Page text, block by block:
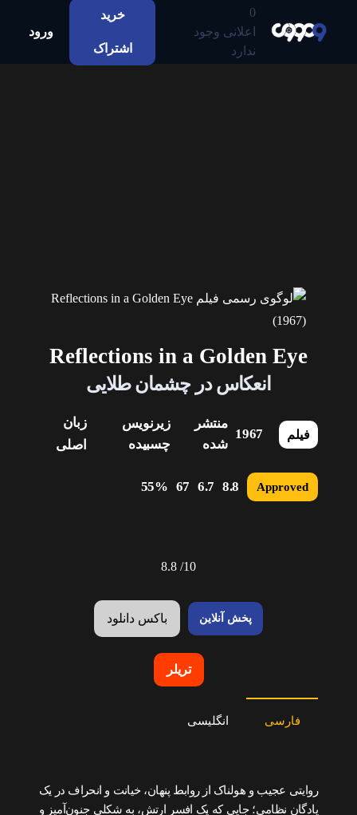
0
اعلانی وجود
ندارد
خرید
اشتراک
ورود
Reflections in a Golden Eye
انعکاس در چشمان طلایی
فیلم 1967
منتشر
شده
زیرنویس
چسبیده
زبان
اصلی
Approved
8.8
6.7
67
55%
10/
8.8
پخش آنلاین باکس دانلود
تریلر
فارسی انگلیسی
روایتی عجیب و هولناک از روابط پنهان، خیانت و انحراف در یک
پادگان نظامی؛ جایی که یک افسر ارتش، به شکلی جنون‌آمیز و